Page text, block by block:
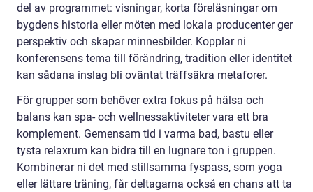
del av programmet: visningar, korta föreläsningar om
bygdens historia eller möten med lokala producenter ger
perspektiv och skapar minnesbilder. Kopplar ni
konferensens tema till förändring, tradition eller identitet
kan sådana inslag bli oväntat träffsäkra metaforer.
För grupper som behöver extra fokus på hälsa och
balans kan spa- och wellnessaktiviteter vara ett bra
komplement. Gemensam tid i varma bad, bastu eller
tysta relaxrum kan bidra till en lugnare ton i gruppen.
Kombinerar ni det med stillsamma fyspass, som yoga
eller lättare träning, får deltagarna också en chans att ta